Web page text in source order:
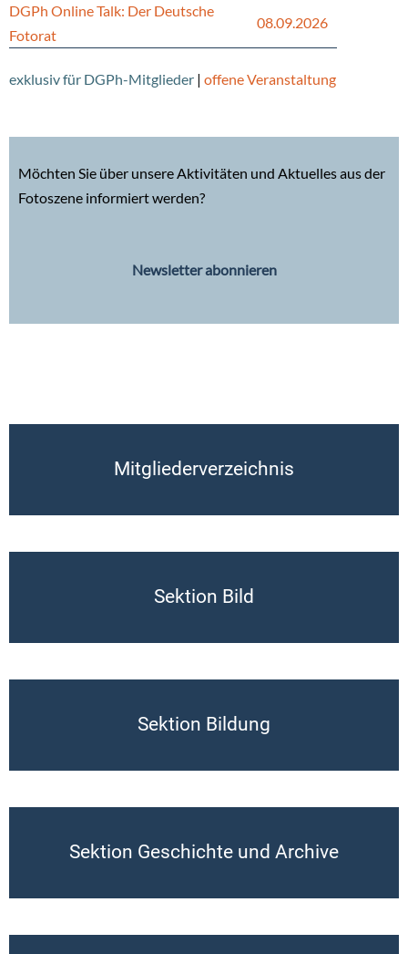
DGPh Online Talk: Der Deutsche
Fotorat
08.09.2026
exklusiv für DGPh-Mitglieder | offene Veranstaltung
Möchten Sie über unsere Aktivitäten und Aktuelles aus der
Fotoszene informiert werden?
Newsletter abonnieren
Mitgliederverzeichnis
Sektion Bild
Sektion Bildung
Sektion Geschichte und Archive